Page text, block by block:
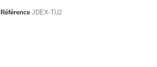
Référence JDEX-TU2